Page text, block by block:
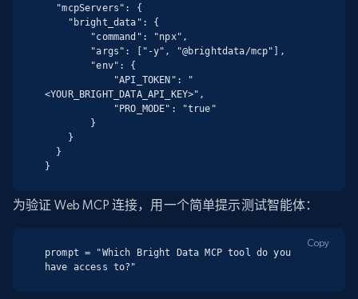
<YOUR_BRIGHT_DATA_API_KEY>",
}
为验证 Web MCP 连接，用一个简单提示测试智能体：
prompt = "Which Bright Data MCP tool do you
have access to?"
Copy